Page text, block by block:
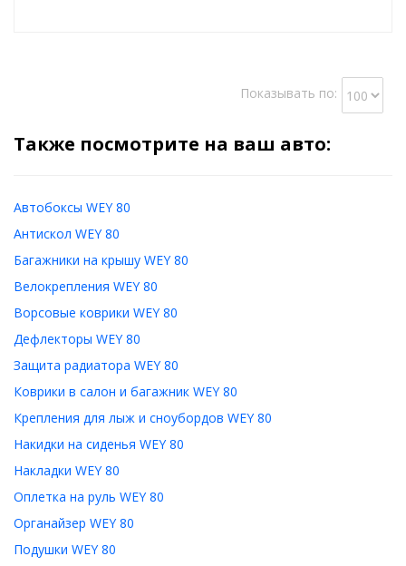
Показывать по:
Также посмотрите на ваш авто:
Автобоксы WEY 80
Антискол WEY 80
Багажники на крышу WEY 80
Велокрепления WEY 80
Ворсовые коврики WEY 80
Дефлекторы WEY 80
Защита радиатора WEY 80
Коврики в салон и багажник WEY 80
Крепления для лыж и сноубордов WEY 80
Накидки на сиденья WEY 80
Накладки WEY 80
Оплетка на руль WEY 80
Органайзер WEY 80
Подушки WEY 80